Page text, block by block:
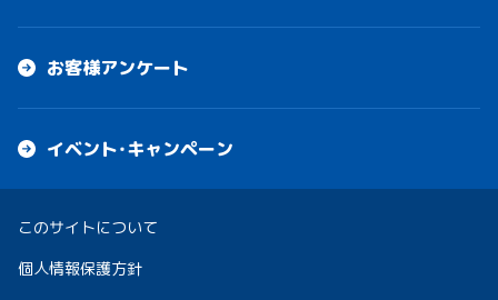
お客様アンケート
イベント・キャンペーン
このサイトについて
個人情報保護方針